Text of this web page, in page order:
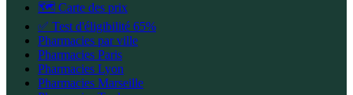
🗺️ Carte des prix
✅ Test d'éligibilité 65%
Pharmacies par ville
Pharmacies Paris
Pharmacies Lyon
Pharmacies Marseille